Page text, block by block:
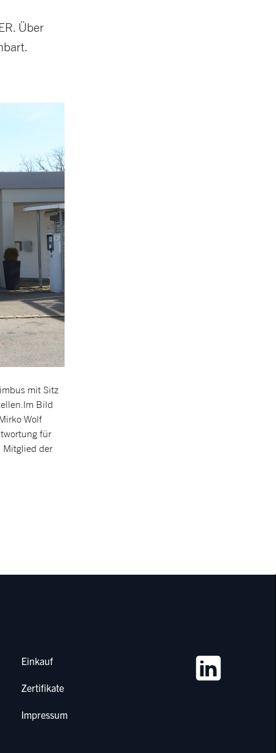
Über
mit Sitz
Bild
Wolf
für
Mitglied der
Einkauf
Zertifikate
Impressum